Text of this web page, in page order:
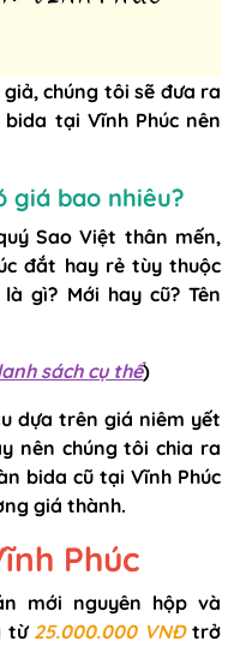
chúng tôi sẽ đưa ra
tại Vĩnh Phúc nên
giá bao nhiêu?
Sao Việt thân mến,
đắt hay rẻ tùy thuộc
gì? Mới hay cũ? Tên
sách cụ thể)
dựa trên giá niêm yết
nên chúng tôi chia ra
bida cũ tại Vĩnh Phúc
giá thành.
Phúc
mới nguyên hộp và
từ 25.000.000 VNĐtrở